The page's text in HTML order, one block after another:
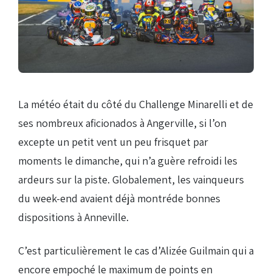
La météo était du côté du Challenge Minarelli et de
ses nombreux aficionados à Angerville, si l’on
excepte un petit vent un peu frisquet par
moments le dimanche, qui n’a guère refroidi les
ardeurs sur la piste. Globalement, les vainqueurs
du week-end avaient déjà montréde bonnes
dispositions à Anneville.
C’est particulièrement le cas d’Alizée Guilmain qui a
encore empoché le maximum de points en
Equipements Vidéo
Homologation circuit